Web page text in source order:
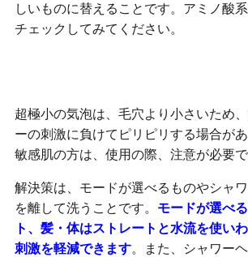
しいものに替えることです。アミノ酸系
チェックしてみてください。
超極小の気泡は、毛穴より小さいため
ーの刺激に負けてピリピリする場合が
敏感肌の方は、使用の際、注意が必要で
解決策は、モードが選べるものやシャ
を離して洗うことです。 モードが選べ
ト、髪・体はストレートと水流を使い
刺激を軽減できます。また、シャワー